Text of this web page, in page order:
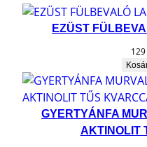
EZÜST
GYERTYÁNFA
AKTINOLIT